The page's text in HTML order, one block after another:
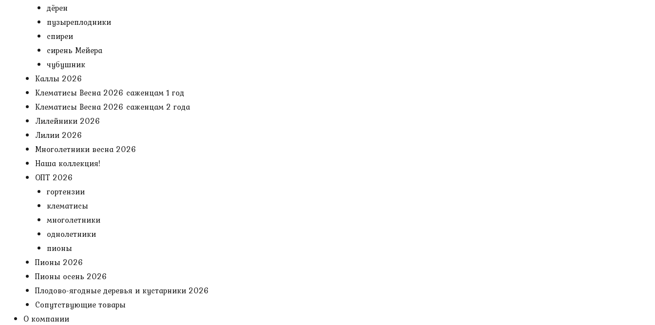
дёрен
пузыреплодники
спиреи
сирень Мейера
чубушник
Каллы 2026
Клематисы Весна 2026 саженцам 1 год
Клематисы Весна 2026 саженцам 2 года
Лилейники 2026
Лилии 2026
Многолетники весна 2026
Наша коллекция!
ОПТ 2026
гортензии
клематисы
многолетники
однолетники
пионы
Пионы 2026
Пионы осень 2026
Плодово-ягодные деревья и кустарники 2026
Сопутствующие товары
О компании